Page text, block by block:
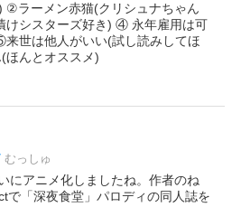
ラーメン赤猫(クリシュナちゃん
シスターズ好き) ④ 永年雇用は可
世は他人がいい(試し読みしてほ
ほんとオススメ)
むっしゅ
にアニメ化しましたね。作者のね
で「深夜食堂」パロディの同人誌を